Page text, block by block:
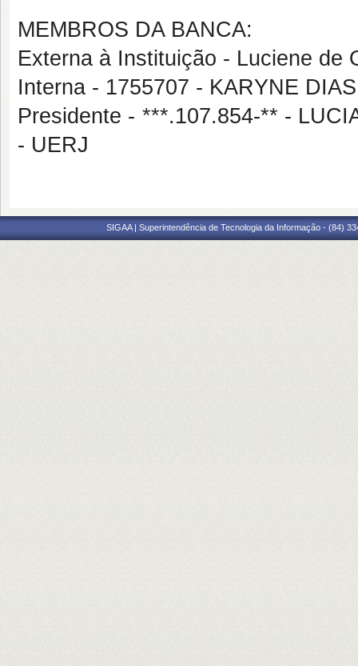
MEMBROS DA BANCA:
Externa à Instituição - Luciene de
Interna - 1755707 - KARYNE
Presidente - ***.107.854-** -
- UERJ
SIGAA | Superintendência de Tecnologia da Informação - (84)